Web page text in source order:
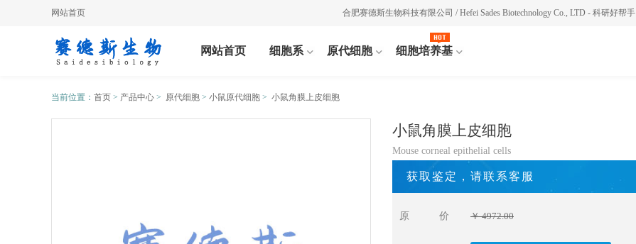
网站首页 合肥赛德斯生物科技有限公司 / Hefei Sades Biotechnology Co., LTD - 科研好帮手
网站首页 细胞系 原代细胞 细胞培养基
当前位置： 首页 > 产品中心 > 原代细胞 > 小鼠原代细胞 > 小鼠角膜上皮细胞
小鼠角膜上皮细胞
Mouse corneal epithelial cells
获取鉴定，请联系客服
原价 ￥ 4972.00